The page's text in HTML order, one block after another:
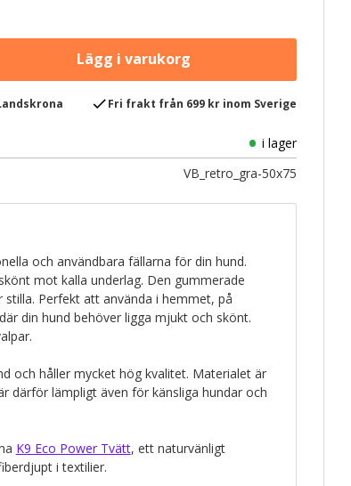
checkFri frakt från 699 kr inom Sverige
i lager
VB_retro_gra-50x75
och användbara fällarna för din hund.
mot kalla underlag. Den gummerade
Perfekt att använda i hemmet, på
din hund behöver ligga mjukt och skönt.
och håller mycket hög kvalitet. Materialet är
därför lämpligt även för känsliga hundar och
K9 Eco Power Tvätt, ett naturvänligt
i textilier.